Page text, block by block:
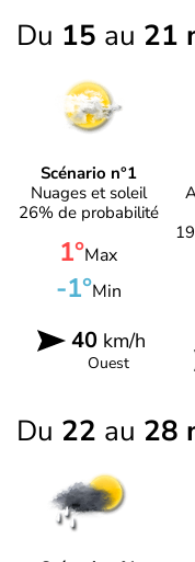
Du 15 au 21
Scénario n°1
Nuages et soleil
26% de probabilité
1°Max
-1°Min
40km/h
Ouest
Du 22 au 28